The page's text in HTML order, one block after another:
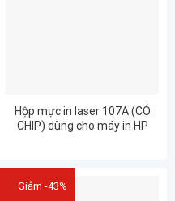
Hộp mực in laser 107A (CÓ
CHIP) dùng cho máy in HP
12 THÁNG
Giảm -43%